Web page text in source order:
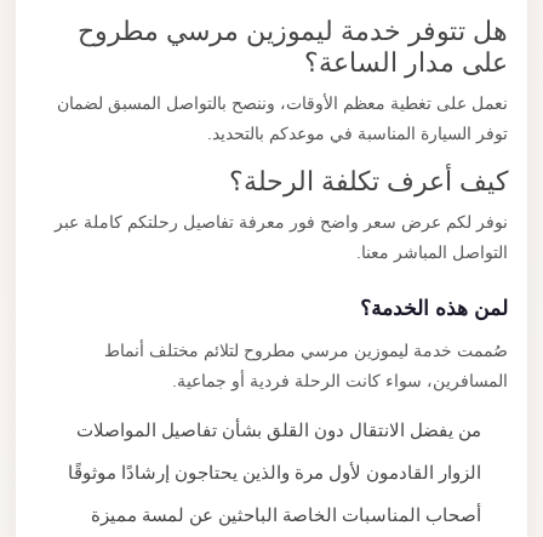
هل تتوفر خدمة ليموزين مرسي مطروح
على مدار الساعة؟
نعمل على تغطية معظم الأوقات، وننصح بالتواصل المسبق لضمان
توفر السيارة المناسبة في موعدكم بالتحديد.
كيف أعرف تكلفة الرحلة؟
نوفر لكم عرض سعر واضح فور معرفة تفاصيل رحلتكم كاملة عبر
التواصل المباشر معنا.
لمن هذه الخدمة؟
صُممت خدمة ليموزين مرسي مطروح لتلائم مختلف أنماط
المسافرين، سواء كانت الرحلة فردية أو جماعية.
من يفضل الانتقال دون القلق بشأن تفاصيل المواصلات
الزوار القادمون لأول مرة والذين يحتاجون إرشادًا موثوقًا
أصحاب المناسبات الخاصة الباحثين عن لمسة مميزة